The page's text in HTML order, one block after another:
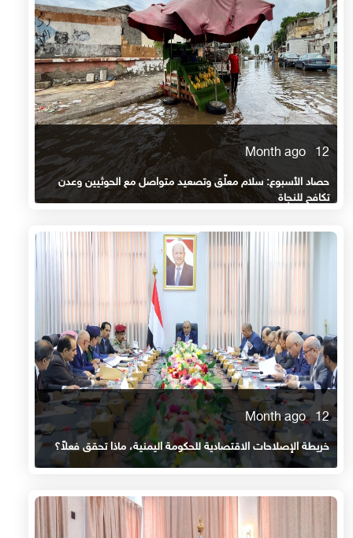
12 Month ago
حصاد الأسبوع: سلام معلّق وتصعيد متواصل مع الحوثيين وعدن
تكافح للنجاة
12 Month ago
خريطة الإصلاحات الاقتصادية للحكومة اليمنية، ماذا تحقق فعلاً؟